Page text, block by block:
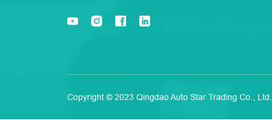
Copyright © 2023 Qingdao Auto Star Trading Co., Ltd.